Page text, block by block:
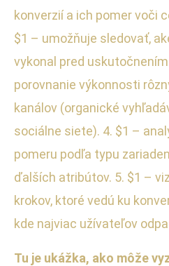
konverzií a ich pomer voči
$1 – umožňuje sledovať,
vykonal pred
porovnanie výkonnosti
kanálov (organické
sociálne siete). 4. $1 –
pomeru podľa typu
ďalších atribútov. 5. $1 –
krokov, ktoré vedú ku
kde najviac užívateľov
Tu je ukážka, ako môže